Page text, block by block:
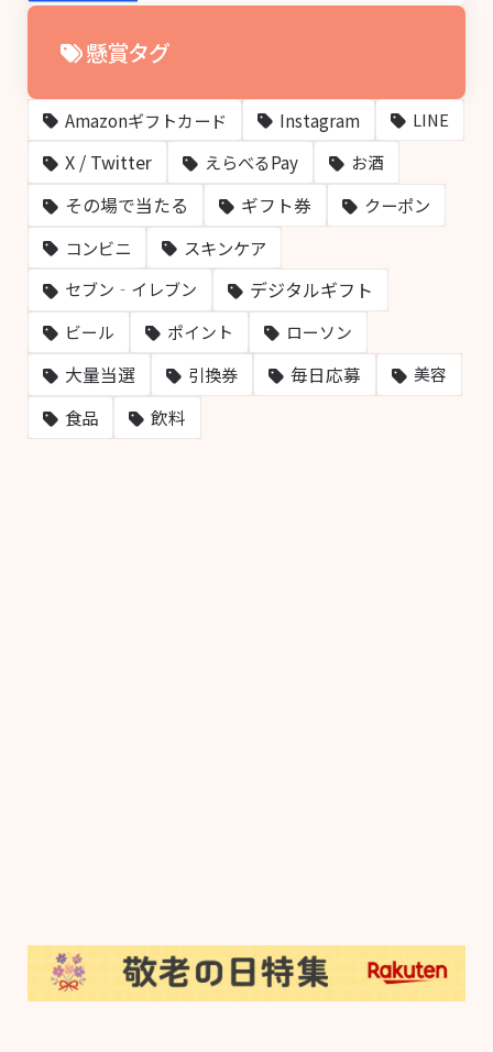
懸賞タグ
Amazonギフトカード Instagram LINE
X / Twitter えらべるPay お酒
その場で当たる ギフト券
クーポン
コンビニ
スキンケア
セブン‐イレブン デジタルギフト
ビール ポイント ローソン
大量当選 引換券 毎日応募 美容
食品 飲料